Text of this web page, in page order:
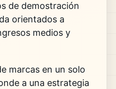
de demostración
orientados a
medios y
marcas en un solo
a una estrategia